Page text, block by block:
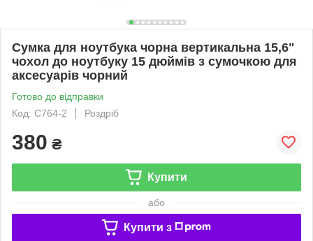
Сумка для ноутбука чорна вертикальна 15,6"
чохол до ноутбуку 15 дюймів з сумочкою для
аксесуарів чорний
Готово до відправки
Код: С764-2
Роздріб
380 ₴
Купити
або
Купити з